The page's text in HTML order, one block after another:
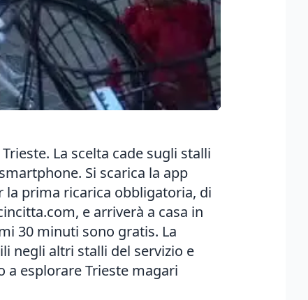
La scelta cade sugli stalli
Si scarica la app
la prima ricarica obbligatoria, di
e arriverà a casa in
30 minuti sono gratis. La
negli altri stalli del servizio e
a esplorare Trieste magari